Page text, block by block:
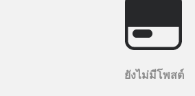
ยังไม่มีโพสต์